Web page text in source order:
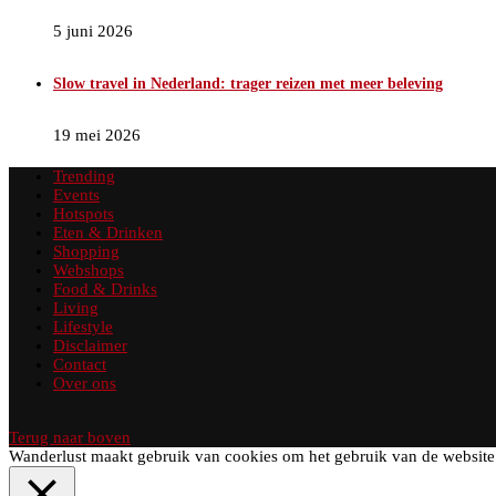
5 juni 2026
Slow travel in Nederland: trager reizen met meer beleving
19 mei 2026
Trending
Events
Hotspots
Eten & Drinken
Shopping
Webshops
Food & Drinks
Living
Lifestyle
Disclaimer
Contact
Over ons
Terug naar boven
Wanderlust maakt gebruik van cookies om het gebruik van de